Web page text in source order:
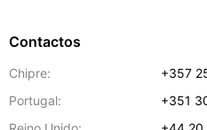
Contactos
Chipre:
+357
Portugal:
+351